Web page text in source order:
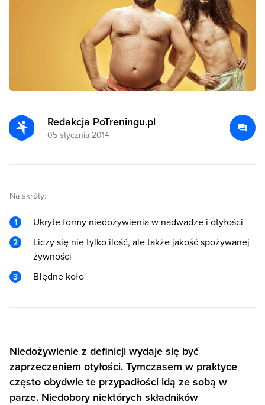
Redakcja PoTreningu.pl
05 stycznia 2014
Na skróty:
Ukryte formy niedożywienia w nadwadze i otyłości
Liczy się nie tylko ilość, ale także jakość spożywanej
żywności
Błędne koło
Niedożywienie z definicji wydaje się być
zaprzeczeniem otyłości. Tymczasem w praktyce
często obydwie te przypadłości idą ze sobą w
parze. Niedobory niektórych składników